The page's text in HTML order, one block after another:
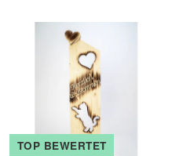
TOP BEWERTET